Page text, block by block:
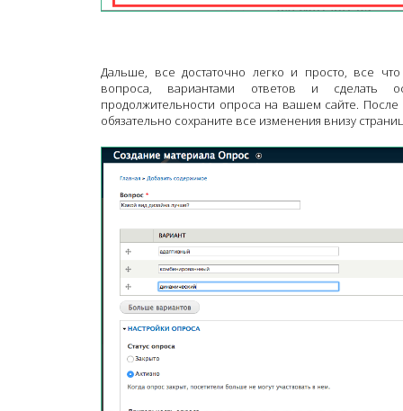
Дальше, все достаточно легко и просто, все
вопроса, вариантами ответов и сделать
продолжительности опроса на вашем сайте.
обязательно сохраните все изменения внизу